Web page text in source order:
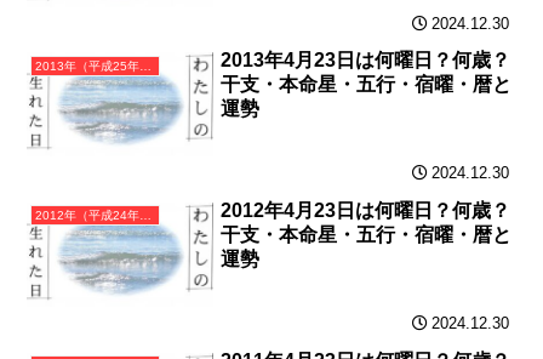
2024.12.30
2013年（平成25年）癸巳（みずのとみ）・巳年（へび年）カレンダー（月曜はじまり）
2013年4月23日は何曜日？何歳？
干支・本命星・五行・宿曜・暦と
運勢
2024.12.30
2012年（平成24年）壬辰（みずのえたつ）・辰年（たつ年）カレンダー（月曜はじまり）
2012年4月23日は何曜日？何歳？
干支・本命星・五行・宿曜・暦と
運勢
2024.12.30